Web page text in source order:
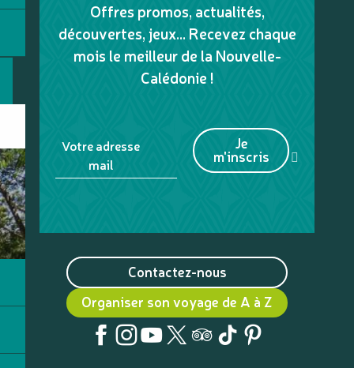
Offres promos, actualités,
découvertes, jeux... Recevez chaque
mois le meilleur de la Nouvelle-
Calédonie !
Votre adresse
mail
Je
m'inscris
Contactez-nous
Organiser son voyage de A à Z